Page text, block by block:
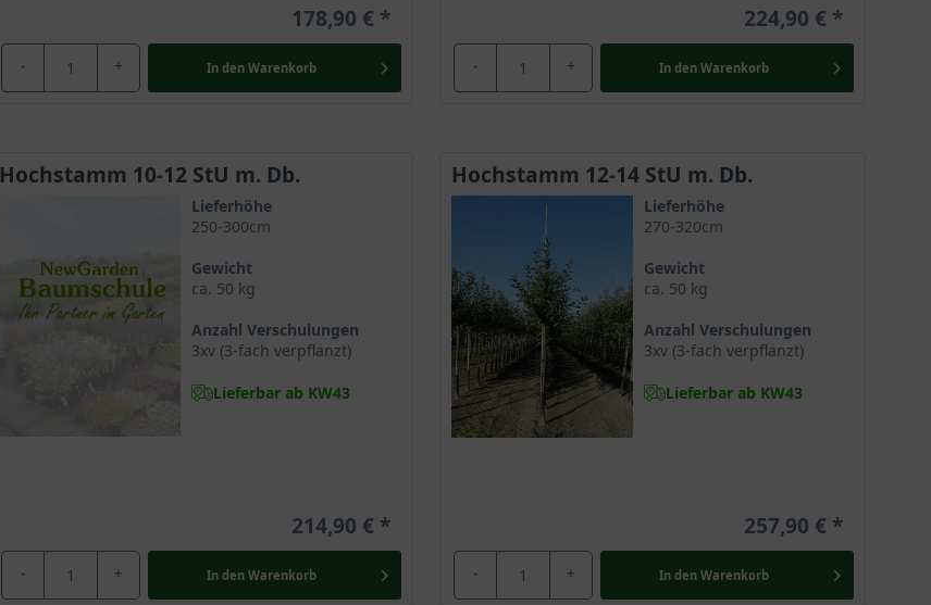
178,90 €
- + In den Warenkorb
224,90 €
- + In den Warenkorb
Hochstamm 10-12 StU m. Db.
Lieferhöhe
250-300cm
Gewicht
ca. 50 kg
Anzahl Verschulungen
3xv (3-fach verpflanzt)
Lieferbar ab KW43
214,90 €
- + In den Warenkorb
Hochstamm 12-14 StU m. Db.
Lieferhöhe
270-320cm
Gewicht
ca. 50 kg
Anzahl Verschulungen
3xv (3-fach verpflanzt)
Lieferbar ab KW43
257,90 €
- + In den Warenkorb